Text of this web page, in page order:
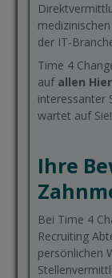
der IT-
Time 4
auf allen
interessanter
wartet auf Sie!
Ihre
Bei Time 4
Recruiting
persönlichen